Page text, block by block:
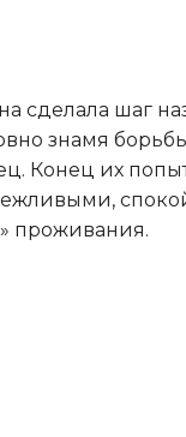
сделала шаг
знамя
Конец их
проживания.